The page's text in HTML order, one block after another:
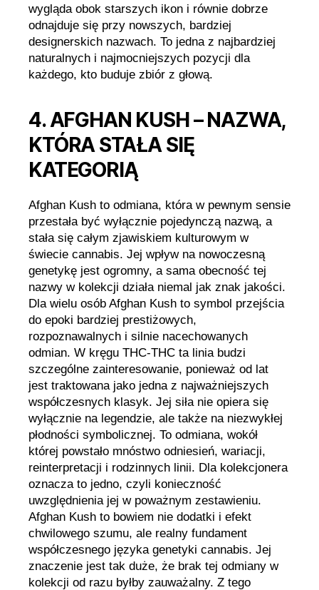
wygląda obok starszych ikon i równie dobrze
odnajduje się przy nowszych, bardziej
designerskich nazwach. To jedna z najbardziej
naturalnych i najmocniejszych pozycji dla
każdego, kto buduje zbiór z głową.
4. AFGHAN KUSH – NAZWA,
KTÓRA STAŁA SIĘ
KATEGORIĄ
Afghan Kush to odmiana, która w pewnym sensie
przestała być wyłącznie pojedynczą nazwą, a
stała się całym zjawiskiem kulturowym w
świecie cannabis. Jej wpływ na nowoczesną
genetykę jest ogromny, a sama obecność tej
nazwy w kolekcji działa niemal jak znak jakości.
Dla wielu osób Afghan Kush to symbol przejścia
do epoki bardziej prestiżowych,
rozpoznawalnych i silnie nacechowanych
odmian. W kręgu THC-THC ta linia budzi
szczególne zainteresowanie, ponieważ od lat
jest traktowana jako jedna z najważniejszych
współczesnych klasyk. Jej siła nie opiera się
wyłącznie na legendzie, ale także na niezwykłej
płodności symbolicznej. To odmiana, wokół
której powstało mnóstwo odniesień, wariacji,
reinterpretacji i rodzinnych linii. Dla kolekcjonera
oznacza to jedno, czyli konieczność
uwzględnienia jej w poważnym zestawieniu.
Afghan Kush to bowiem nie dodatki i efekt
chwilowego szumu, ale realny fundament
współczesnego języka genetyki cannabis. Jej
znaczenie jest tak duże, że brak tej odmiany w
kolekcji od razu byłby zauważalny. Z tego